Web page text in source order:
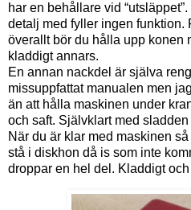
har en behållare vid
detalj med fyller ingen funktion.
överallt bör du hålla upp konen
kladdigt annars.
En annan nackdel är själva
missuppfattat manualen men
än att hålla maskinen under
och saft. Självklart med
När du är klar med maskinen
stå i diskhon då is som inte
droppar en hel del. Kladdigt